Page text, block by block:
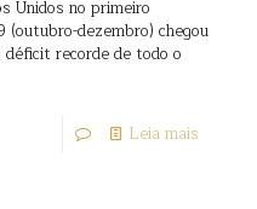
Unidos no primeiro
dezembro) chegou
recorde de todo o
Leia mais